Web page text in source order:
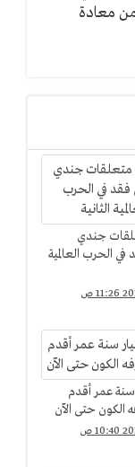
من معادة
جندي
في الحرب العالمية
سنة عمر أقدم
الكون حتى الآن